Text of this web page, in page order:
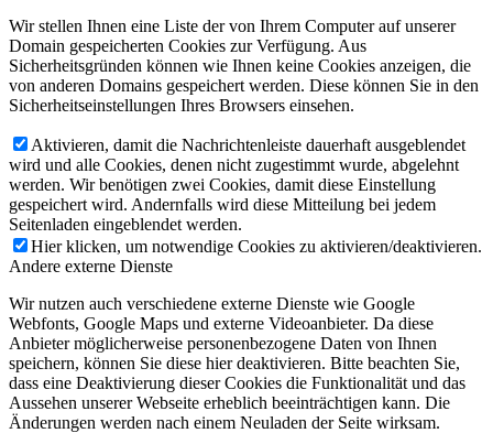
Wir stellen Ihnen eine Liste der von Ihrem Computer auf unserer
Domain gespeicherten Cookies zur Verfügung. Aus
Sicherheitsgründen können wie Ihnen keine Cookies anzeigen, die
von anderen Domains gespeichert werden. Diese können Sie in den
Sicherheitseinstellungen Ihres Browsers einsehen.
Aktivieren, damit die Nachrichtenleiste dauerhaft ausgeblendet
wird und alle Cookies, denen nicht zugestimmt wurde, abgelehnt
werden. Wir benötigen zwei Cookies, damit diese Einstellung
gespeichert wird. Andernfalls wird diese Mitteilung bei jedem
Seitenladen eingeblendet werden.
Hier klicken, um notwendige Cookies zu aktivieren/deaktivieren.
Andere externe Dienste
Wir nutzen auch verschiedene externe Dienste wie Google
Webfonts, Google Maps und externe Videoanbieter. Da diese
Anbieter möglicherweise personenbezogene Daten von Ihnen
speichern, können Sie diese hier deaktivieren. Bitte beachten Sie,
dass eine Deaktivierung dieser Cookies die Funktionalität und das
Aussehen unserer Webseite erheblich beeinträchtigen kann. Die
Änderungen werden nach einem Neuladen der Seite wirksam.